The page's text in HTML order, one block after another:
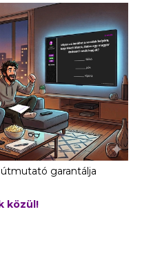
garantálja
közül!